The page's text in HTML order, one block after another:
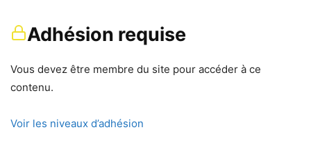
Adhésion requise
Vous devez être membre du site pour accéder à ce
contenu.
Voir les niveaux d’adhésion